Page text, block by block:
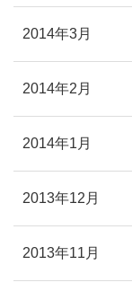
2014年3月
2014年2月
2014年1月
2013年12月
2013年11月